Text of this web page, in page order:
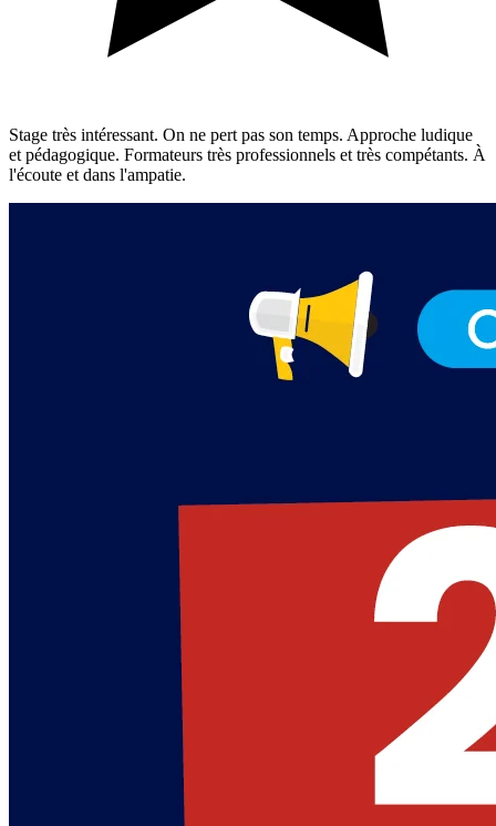
Stage très intéressant. On ne pert pas son temps. Approche ludique
et pédagogique. Formateurs très professionnels et très compétants. À
l'écoute et dans l'ampatie.